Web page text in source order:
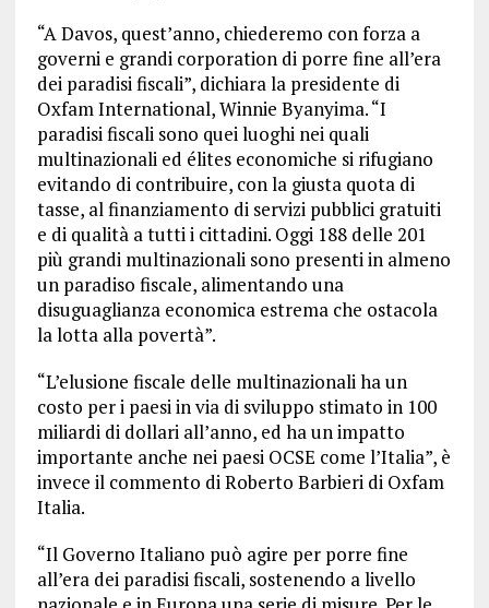
“A Davos, quest’anno, chiederemo con forza a
governi e grandi corporation di porre fine all’era
dei paradisi fiscali”, dichiara la presidente di
Oxfam International, Winnie Byanyima. “I
paradisi fiscali sono quei luoghi nei quali
multinazionali ed élites economiche si rifugiano
evitando di contribuire, con la giusta quota di
tasse, al finanziamento di servizi pubblici gratuiti
e di qualità a tutti i cittadini. Oggi 188 delle 201
più grandi multinazionali sono presenti in almeno
un paradiso fiscale, alimentando una
disuguaglianza economica estrema che ostacola
la lotta alla povertà”.
“L’elusione fiscale delle multinazionali ha un
costo per i paesi in via di sviluppo stimato in 100
miliardi di dollari all’anno, ed ha un impatto
importante anche nei paesi OCSE come l’Italia”, è
invece il commento di Roberto Barbieri di Oxfam
Italia.
“Il Governo Italiano può agire per porre fine
all’era dei paradisi fiscali, sostenendo a livello